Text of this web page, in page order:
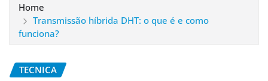
Home
Transmissão híbrida DHT: o que é e como
funciona?
TECNICA